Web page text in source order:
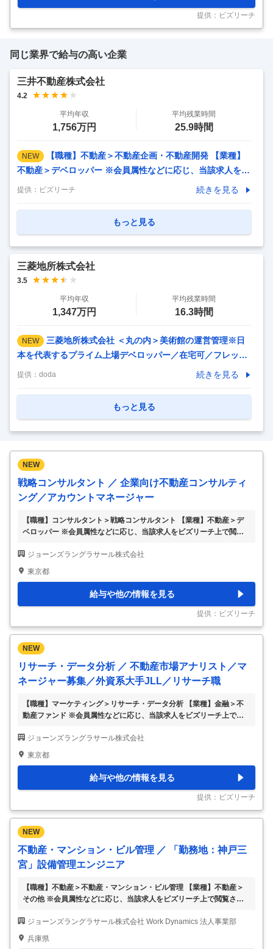
ネットワークを活用し、国内外からの評価や市場判断を加味した効果
的な売却を実現。 また、取得においては、すべて投資家の目線に立
った最適なアドバイス…
提供：ビズリーチ
同じ業界で給与の高い企業
三井不動産株式会社
4.2
平均年収
1,756万円
平均残業時間
25.9時間
NEW
【職種】不動産＞不動産企画・不動産開発 【業種】
不動産＞デベロッパー ※会員属性などに応じ、当該求人をビ
ズリーチ上で閲覧された際に内容が異なる場合があります ■
だきます。 ・オフィスビル事業 ・商業施設事業 ・住宅事業
不問です。様々な業界出身者を募集しております。 ※当社の
だけません。 【選考プロセス】 ※以下選考プ…
提供： ビズリーチ 続きを見る
もっと見る
三菱地所株式会社
3.5
平均年収
1,347万円
平均残業時間
16.3時間
NEW
三菱地所株式会社 ＜丸の内＞美術館の運営管理※日
本を代表するプライム上場デベロッパー／在宅可／フレック
ス有／英語力◎ 【仕事内容】 ＜丸の内＞美術館の運営管理※
ロッパーで美術館運営に携わる／フレックス制度やリモート
画・運営に興味のある方歓迎。未経験でもサポート体制が整
っています。 ・フレックスタイム制度やリモート勤務が可能
な柔軟な働き方を実現できます。 ・美術館運営や展覧会関…
提供： doda 続きを見る
もっと見る
NEW
戦略コンサルタント ／ 企業向け不動産コンサルティ
ング／アカウントマネージャー
【職種】コンサルタント＞戦略コンサルタント 【業種】不動産＞デ
ベロッパー ※会員属性などに応じ、当該求人をビズリーチ上で閲覧さ
戦略をサポートする専門コンサルタントとして、国内外の不動産ポー
トフォリオ最適化から個別取引まで、幅広い不動産ソリューションを
業顧客の専任窓口として、日常的なコミュニケーションを担当 ・顧
客の不動産課題を特定し、包括的なCRE戦略ソリューションを提案
・顧客の社内体制構築や業務プロセス整備をサポート ・社内のグロ
ーバルネットワークを活用した提案…
ジョーンズラングラサール株式会社
東京都
給与や他の情報を見る
提供：ビズリーチ
NEW
リサーチ・データ分析 ／ 不動産市場アナリスト／マ
ネージャー募集／外資系大手JLL／リサーチ職
【職種】マーケティング＞リサーチ・データ分析 【業種】金融＞不
動産ファンド ※会員属性などに応じ、当該求人をビズリーチ上で閲覧
ラサール（Jones Lang LaSalle）は、NY証券取引所に上場し、世界
80カ国、300拠点でビジネスを展開する大手外資系総合不動産サービ
ています。 ■ポジション概要 リサーチ部門において、不動産市場の分
析とインサイト提供を担う不動産リサーチ（アナリスト or マネージ
ャー）を募集します。データに基づく市場分析を通じて、国内外の投
資家や…
ジョーンズラングラサール株式会社
東京都
給与や他の情報を見る
提供：ビズリーチ
NEW
不動産・マンション・ビル管理 ／ 「勤務地：神戸三
宮」設備管理エンジニア
【職種】不動産＞不動産・マンション・ビル管理 【業種】不動産＞
その他 ※会員属性などに応じ、当該求人をビズリーチ上で閲覧された
ライアント先に常駐し、施設の設備管理・運用業務をご担当いただき
ます。 【主な業務内容】 • 建物管理業務（日常運用、保守、緊急時対
ジョーンズラングラサール株式会社 Work Dynamics 法人事業部
兵庫県